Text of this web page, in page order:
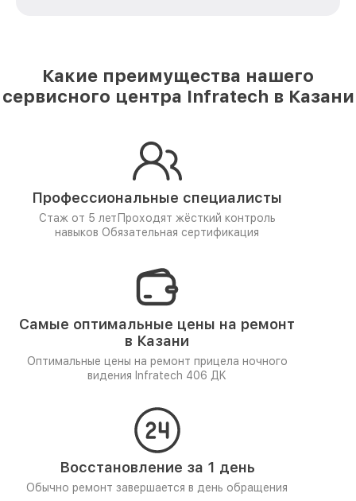
Какие преимущества нашего
сервисного центра Infratech в Казани
Профессиональные специалисты
Стаж от 5 лет Проходят жёсткий контроль
навыков Обязательная сертификация
Самые оптимальные цены на ремонт
в Казани
Оптимальные цены на ремонт прицела ночного
видения Infratech 406 ДK
Восстановление за 1 день
Обычно ремонт завершается в день обращения